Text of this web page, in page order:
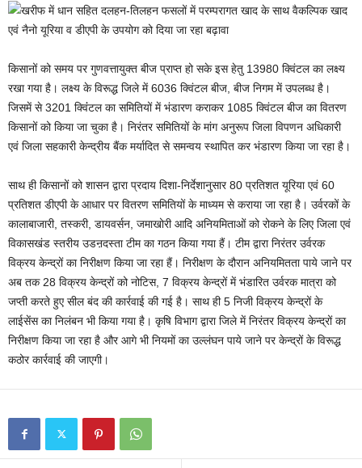
किसानों को समय पर गुणवत्तायुक्त बीज प्राप्त हो सके इस हेतु 13980 क्विंटल का लक्ष्य
रखा गया है। लक्ष्य के विरूद्ध जिले में 6036 क्विंटल बीज, बीज निगम में उपलब्ध है।
जिसमें से 3201 क्विंंटल का समितियों में भंडारण कराकर 1085 क्विंटल बीज का वितरण
किसानों को किया जा चुका है। निरंतर समितियों के मांग अनुरूप जिला विपणन अधिकारी
एवं जिला सहकारी केन्द्रीय बैंक मर्यादित से समन्वय स्थापित कर भंडारण किया जा रहा है।
साथ ही किसानों को शासन द्वारा प्रदाय दिशा-निर्देशानुसार 80 प्रतिशत यूरिया एवं 60
प्रतिशत डीएपी के आधार पर वितरण समितियों के माध्यम से कराया जा रहा है। उर्वरकों के
कालाबाजारी, तस्करी, डायवर्सन, जमाखोरी आदि अनियमिताओं को रोकने के लिए जिला एवं
विकासखंड स्तरीय उडऩदस्ता टीम का गठन किया गया हैं। टीम द्वारा निरंतर उर्वरक
विक्रय केन्द्रों का निरीक्षण किया जा रहा हैं। निरीक्षण के दौरान अनियमितता पाये जाने पर
अब तक 28 विक्रय केन्द्रों को नोटिस, 7 विक्रय केन्द्रों में भंडारित उर्वरक मात्रा को
जप्ती करते हुए सील बंद की कार्रवाई की गई है। साथ ही 5 निजी विक्रय केन्द्रों के
लाईसेंस का निलंबन भी किया गया है। कृषि विभाग द्वारा जिले में निरंतर विक्रय केन्द्रों का
निरीक्षण किया जा रहा है और आगे भी नियमों का उल्लंघन पाये जाने पर केन्द्रों के विरूद्ध
कठोर कार्रवाई की जाएगी।